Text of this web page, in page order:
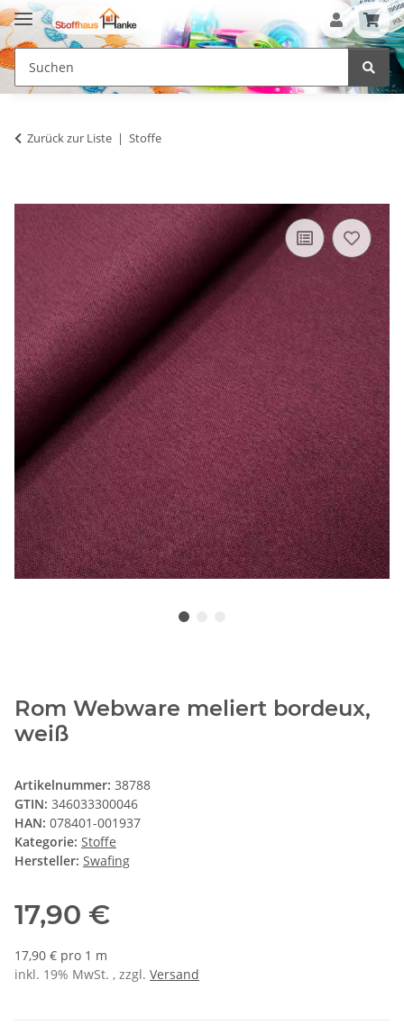
Zurück zur Liste Stoffe
Rom Webware meliert bordeux,
weiß
Artikelnummer: 38788
GTIN: 346033300046
HAN: 078401-001937
Kategorie: Stoffe
Hersteller: Swafing
17,90 €
17,90 € pro 1 m
inkl. 19% MwSt. , zzgl. Versand